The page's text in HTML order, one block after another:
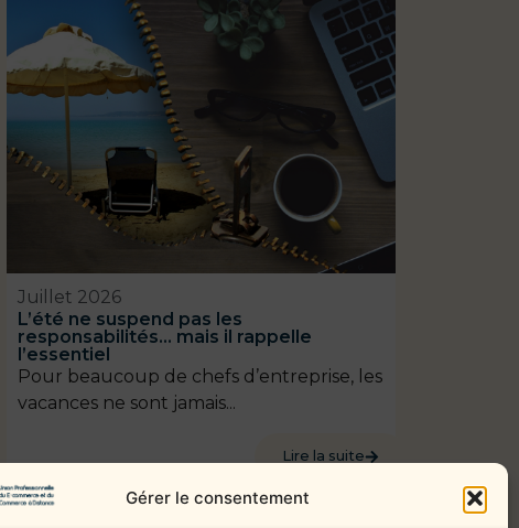
Gérer le consentement
L’été ne suspend pas les
responsabilités… mais il rappelle
l’essentiel
Juillet 2026
Pour beaucoup de chefs d’entreprise, les
vacances ne sont jamais...
Lire la suite